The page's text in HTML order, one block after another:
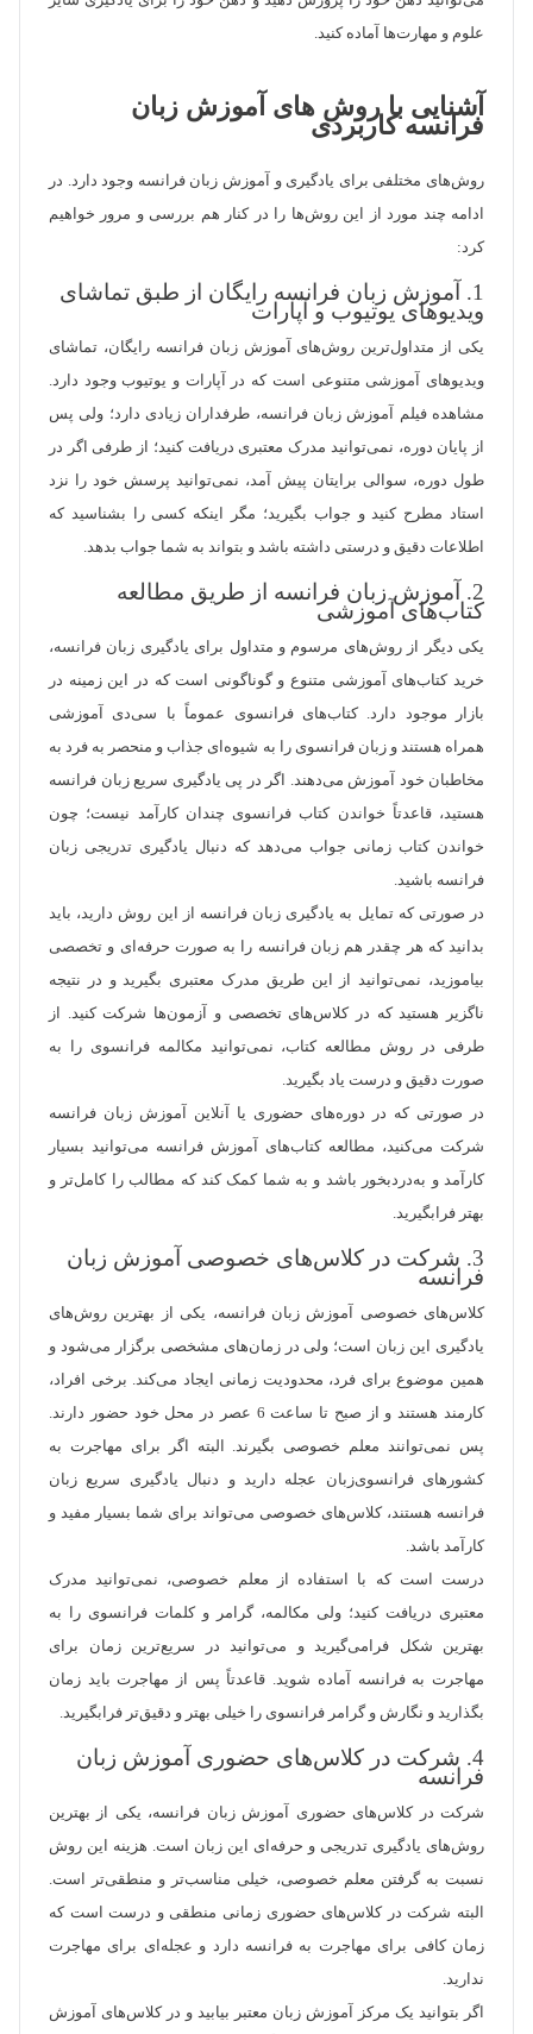
علوم و مهارت‌ها آماده کنید.
آشنایی با روش های آموزش زبان
فرانسه کاربردی
روش‌های مختلفی برای یادگیری و آموزش زبان فرانسه وجود دارد. در
ادامه چند مورد از این روش‌ها را در کنار هم بررسی و مرور خواهیم
کرد:
1. آموزش زبان فرانسه رایگان از طبق تماشای
ویدیوهای یوتیوب و آپارات
یکی از متداول‌ترین روش‌های آموزش زبان فرانسه رایگان، تماشای
ویدیوهای آموزشی متنوعی است که در آپارات و یوتیوب وجود دارد.
مشاهده فیلم آموزش زبان فرانسه، طرفداران زیادی دارد؛ ولی پس
از پایان دوره، نمی‌توانید مدرک معتبری دریافت کنید؛ از طرفی اگر در
طول دوره، سوالی برایتان پیش آمد، نمی‌توانید پرسش خود را نزد
استاد مطرح کنید و جواب بگیرید؛ مگر اینکه کسی را بشناسید که
اطلاعات دقیق و درستی داشته باشد و بتواند به شما جواب بدهد.
2. آموزش زبان فرانسه از طریق مطالعه
کتاب‌های آموزشی
یکی دیگر از روش‌های مرسوم و متداول برای یادگیری زبان فرانسه،
خرید کتاب‌های آموزشی متنوع و گوناگونی است که در این زمینه در
بازار موجود دارد. کتاب‌های فرانسوی عموماً با سی‌دی آموزشی
همراه هستند و زبان فرانسوی را به شیوه‌ای جذاب و منحصر به فرد به
مخاطبان خود آموزش می‌دهند. اگر در پی یادگیری سریع زبان فرانسه
هستید، قاعدتاً خواندن کتاب فرانسوی چندان کارآمد نیست؛ چون
خواندن کتاب زمانی جواب می‌دهد که دنبال یادگیری تدریجی زبان
فرانسه باشید.
در صورتی که تمایل به یادگیری زبان فرانسه از این روش دارید، باید
بدانید که هر چقدر هم زبان فرانسه را به صورت حرفه‌ای و تخصصی
بیاموزید، نمی‌توانید از این طریق مدرک معتبری بگیرید و در نتیجه
ناگزیر هستید که در کلاس‌های تخصصی و آزمون‌ها شرکت کنید. از
طرفی در روش مطالعه کتاب، نمی‌توانید مکالمه فرانسوی را به
صورت دقیق و درست یاد بگیرید.
در صورتی که در دوره‌های حضوری یا آنلاین آموزش زبان فرانسه
شرکت می‌کنید، مطالعه کتاب‌های آموزش فرانسه می‌توانید بسیار
کارآمد و به‌دردبخور باشد و به شما کمک کند که مطالب را کامل‌تر و
بهتر فرابگیرید.
3. شرکت در کلاس‌های خصوصی آموزش زبان
فرانسه
کلاس‌های خصوصی آموزش زبان فرانسه، یکی از بهترین روش‌های
یادگیری این زبان است؛ ولی در زمان‌های مشخصی برگزار می‌شود و
همین موضوع برای فرد، محدودیت زمانی ایجاد می‌کند. برخی افراد،
کارمند هستند و از صبح تا ساعت 6 عصر در محل خود حضور دارند.
پس نمی‌توانند معلم خصوصی بگیرند. البته اگر برای مهاجرت به
کشورهای فرانسوی‌زبان عجله دارید و دنبال یادگیری سریع زبان
فرانسه هستند، کلاس‌های خصوصی می‌تواند برای شما بسیار مفید و
کارآمد باشد.
درست است که با استفاده از معلم خصوصی، نمی‌توانید مدرک
معتبری دریافت کنید؛ ولی مکالمه، گرامر و کلمات فرانسوی را به
بهترین شکل فرامی‌گیرید و می‌توانید در سریع‌ترین زمان برای
مهاجرت به فرانسه آماده شوید. قاعدتاً پس از مهاجرت باید زمان
بگذارید و نگارش و گرامر فرانسوی را خیلی بهتر و دقیق‌تر فرابگیرید.
4. شرکت در کلاس‌های حضوری آموزش زبان
فرانسه
شرکت در کلاس‌های حضوری آموزش زبان فرانسه، یکی از بهترین
روش‌های یادگیری تدریجی و حرفه‌ای این زبان است. هزینه این روش
نسبت به گرفتن معلم خصوصی، خیلی مناسب‌تر و منطقی‌تر است.
البته شرکت در کلاس‌های حضوری زمانی منطقی و درست است که
زمان کافی برای مهاجرت به فرانسه دارد و عجله‌ای برای مهاجرت
ندارید.
اگر بتوانید یک مرکز آموزش زبان معتبر بیابید و در کلاس‌های آموزش